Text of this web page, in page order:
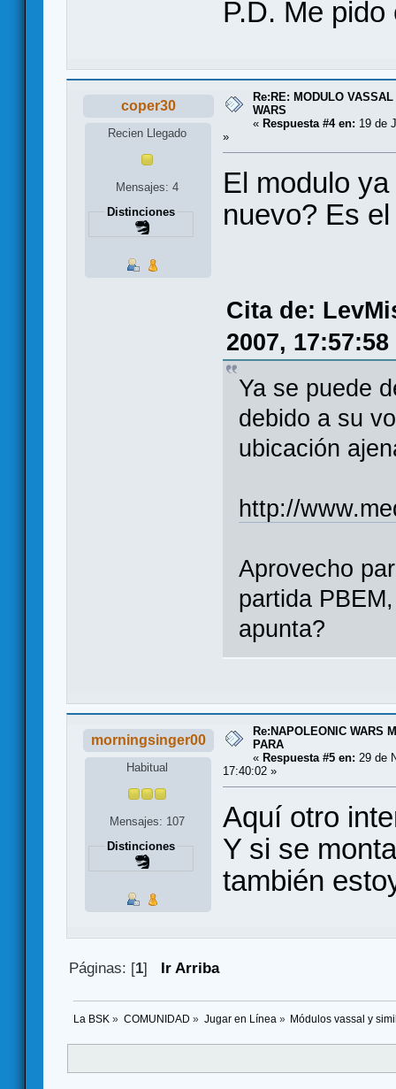
P.D. Me
coper30
Recien Llegado
Mensajes: 4
Distinciones
Re:RE: MODULO
WARS
« Respuesta #4 en: 19 de
»
El modulo
nuevo? Es
Cita de:
2007, 17:57:58
Ya se puede
debido a su
ubicación
http://
Aprovecho
partida
apunta?
morningsinger00
Habitual
Mensajes: 107
Distinciones
Re:NAPOLEONIC WARS
PARA
« Respuesta #5 en: 29 de
17:40:02 »
Aquí otro
Y si se
también
Páginas: [1] Ir Arriba
La BSK » COMUNIDAD » Jugar en Línea» Módulos vassal y